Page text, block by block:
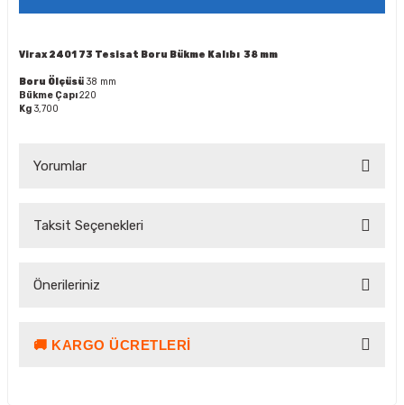
Virax 2401 73 Tesisat Boru Bükme Kalıbı 38 mm
Boru Ölçüsü 38 mm
Bükme Çapı220
Kg 3,700
Yorumlar
Taksit Seçenekleri
Önerileriniz
Bu ürünün fiyat bilgisi, resim, ürün açıklamalarında ve diğer
🚚 KARGO ÜCRETLERI